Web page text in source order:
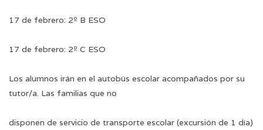
17 de febrero: 2º B ESO
17 de febrero: 2º C ESO
Los alumnos irán en el autobús escolar acompañados por su
tutor/a. Las familias que no
disponen de servicio de transporte escolar (excursión de 1 día)